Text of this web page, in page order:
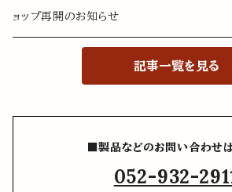
ョップ再開のお知らせ
記事一覧を見る
■製品などのお問い合わせ
052-932-